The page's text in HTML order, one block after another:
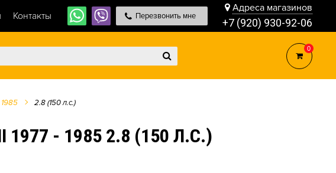
Контакты Перезвонить мне
Адреса магазинов
+7 (920) 930-92-06
0
1985 2.8 (150 л.с.)
- 1985 2.8 (150 Л.С.)